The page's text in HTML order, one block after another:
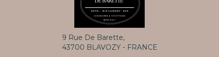
9 Rue De Barette,
43700 BLAVOZY - FRANCE